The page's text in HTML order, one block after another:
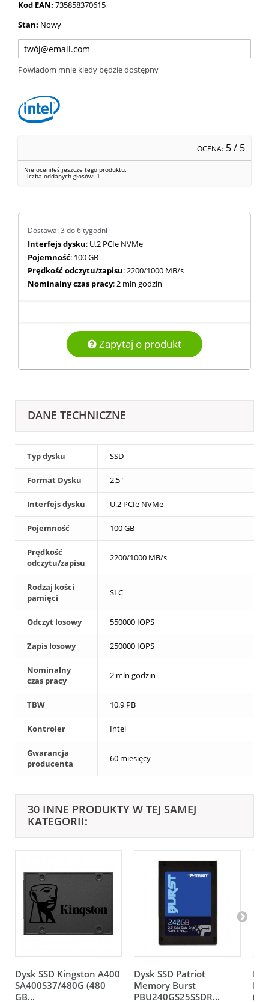
Kod EAN: 735858370615
Stan: Nowy
Powiadom mnie kiedy będzie dostępny
OCENA: 5/ 5
Nie oceniłeś jeszcze tego produktu.
Liczba oddanych głosów: 1
Dostawa: 3 do 6 tygodni
Interfejs dysku: U.2 PCIe NVMe
Pojemność: 100 GB
Prędkość odczytu/zapisu: 2200/1000 MB/s
Nominalny czas pracy: 2 mln godzin
Zapytaj o produkt
DANE TECHNICZNE
Typ dysku SSD
Format Dysku 2.5"
Interfejs dysku U.2 PCIe NVMe
Pojemność 100 GB
Prędkość
odczytu/zapisu
2200/1000 MB/s
Rodzaj kości
pamięci
SLC
Odczyt losowy 550000 IOPS
Zapis losowy 250000 IOPS
Nominalny
czas pracy
2 mln godzin
TBW 10.9 PB
Kontroler Intel
Gwarancja
producenta
60 miesięcy
30 INNE PRODUKTY W TEJ SAMEJ
KATEGORII:
Dysk SSD Kingston A400
SA400S37/480G (480
GB...
Dysk SSD Patriot
Memory Burst
PBU240GS25SSDR...